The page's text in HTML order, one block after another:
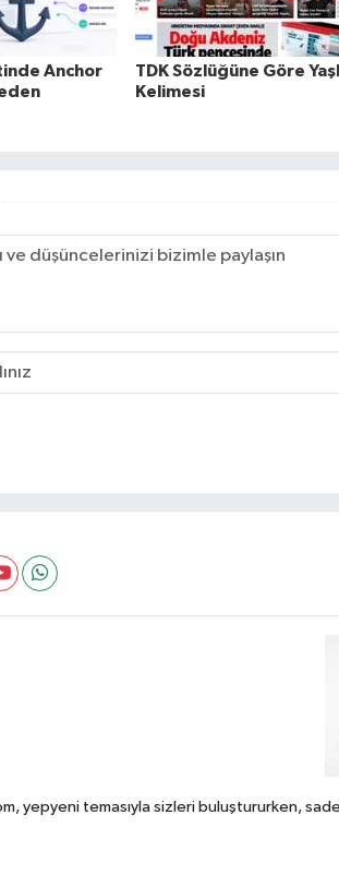
Anchor
TDK Sözlüğüne Göre
Kelimesi
yepyeni temasıyla sizleri buluştururken,